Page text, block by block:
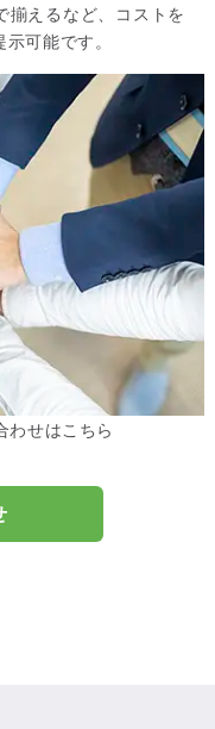
揃えるなど、コストを
可能です。
わせはこちら